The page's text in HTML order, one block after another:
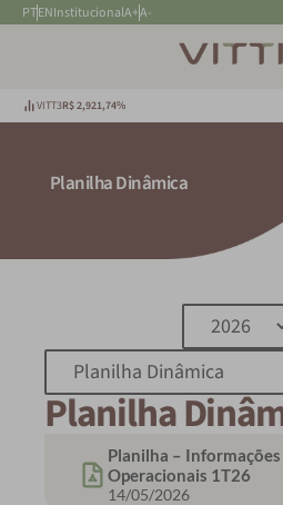
PTENInstitucionalA+A-
VITT3R$ 2,921,74%
Planilha Dinâmica
Planilha
Planilha –
Operacionais 1T26
14/05/2026